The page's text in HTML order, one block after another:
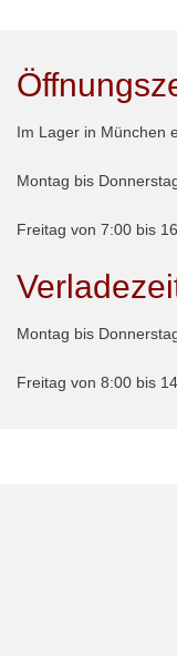
Im Lager in München
Montag bis
Freitag von 7:00 bis
Montag bis
Freitag von 8:00 bis